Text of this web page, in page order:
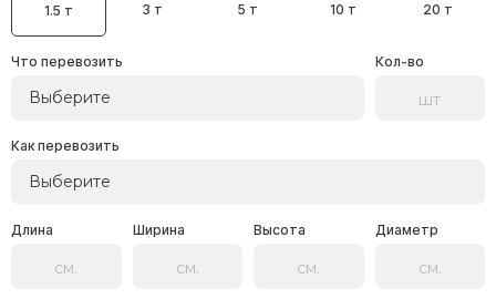
1.5 т 3 т 5 т 10 т 20 т
Что перевозить
Выберите
Кол-во
Как перевозить
Выберите
Длина Ширина Высота Диаметр